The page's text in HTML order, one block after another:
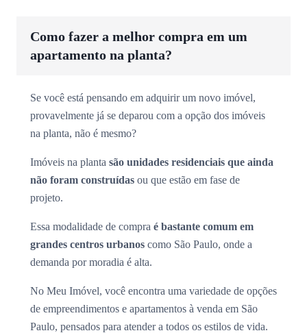
Como fazer a melhor compra em um
apartamento na planta?
Se você está pensando em adquirir um novo imóvel,
provavelmente já se deparou com a opção dos imóveis
na planta, não é mesmo?
Imóveis na planta são unidades residenciais que ainda
não foram construídas ou que estão em fase de
projeto.
Essa modalidade de compra é bastante comum em
grandes centros urbanos como São Paulo, onde a
demanda por moradia é alta.
No Meu Imóvel, você encontra uma variedade de opções
de empreendimentos e apartamentos à venda em São
Paulo, pensados para atender a todos os estilos de vida.